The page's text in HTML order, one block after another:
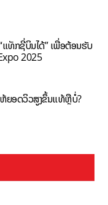
ແທັກຊີ່ບິນໄດ້” ເພື່ອຕ້ອນຮັບ
2025
ຫ້ຍອດວິວສູງຂຶ້ນແທ້ຫຼືບໍ່?